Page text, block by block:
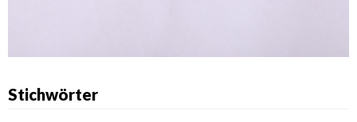
Stichwörter